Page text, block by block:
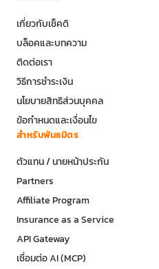
เกี่ยวกับเช็คดิ
บล็อคและบทความ
ติดต่อเรา
วิธีการชำระเงิน
นโยบายสิทธิส่วนบุคคล
ข้อกำหนดและเงื่อนไข
สำหรับพันธมิตร
ตัวแทน / นายหน้าประกัน
Partners
Affiliate Program
Insurance as a Service
API Gateway
เชื่อมต่อ AI (MCP)